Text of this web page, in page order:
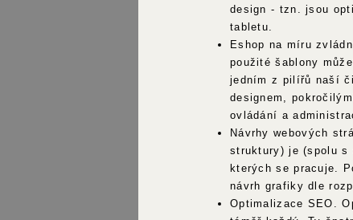
design - tzn. jsou
tabletu.
Eshop na míru
použité šablony
jedním z pilířů naší
designem,
ovládání a
Návrhy webových
struktury) je (spolu s
kterých se pracuje.
návrh grafiky dle
Optimalizace SEO.